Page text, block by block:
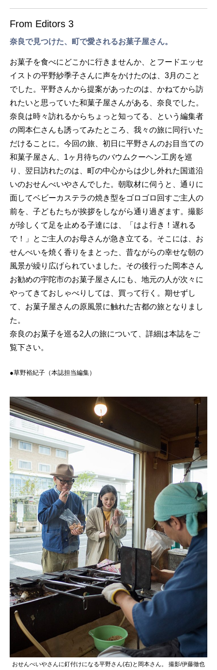
From Editors 3
奈良で見つけた、町で愛されるお菓子屋さん。
お菓子を食べにどこかに行きませんか、とフードエッセ
イストの平野紗季子さんに声をかけたのは、3月のこと
でした。平野さんから提案があったのは、かねてから訪
れたいと思っていた和菓子屋さんがある、奈良でした。
奈良は時々訪れるからちょっと知ってる、という編集者
の岡本仁さんも誘ってみたところ、我々の旅に同行いた
だけることに。今回の旅、初日に平野さんのお目当ての
和菓子屋さん、1ヶ月待ちのバウムクーヘン工房を巡
り、翌日訪れたのは、町の中心からは少し外れた国道沿
いのおせんべいやさんでした。朝取材に伺うと、通りに
面してベビーカステラの焼き型をゴロゴロ回すご主人の
前を、子どもたちが挨拶をしながら通り過ぎます。撮影
が珍しくて足を止める子達には、「はよ行き！遅れる
で！」とご主人のお母さんが急き立てる。そこには、お
せんべいを焼く香りをまとった、昔ながらの幸せな朝の
風景が繰り広げられていました。その後行った岡本さん
お勧めの宇陀市のお菓子屋さんにも、地元の人が次々に
やってきておしゃべりしては、買って行く。期せずし
て、お菓子屋さんの原風景に触れた古都の旅となりまし
た。
奈良のお菓子を巡る2人の旅について、詳細は本誌をご
覧下さい。
●草野裕紀子（本誌担当編集）
おせんべいやさんに釘付けになる平野さん(右)と岡本さん。 撮影/伊藤徹也